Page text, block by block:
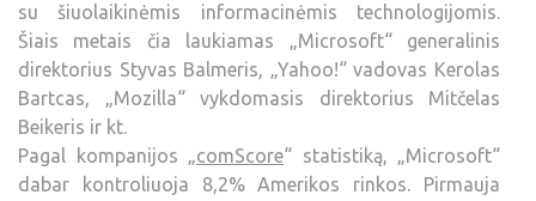
su šiuolaikinėmis informacinėmis technologijomis.
Šiais metais čia laukiamas „Microsoft“ generalinis
direktorius Styvas Balmeris, „Yahoo!“ vadovas Kerolas
Bartcas, „Mozilla“ vykdomasis direktorius Mitčelas
Beikeris ir kt.
Pagal kompanijos „comScore“ statistiką, „Microsoft“
dabar kontroliuoja 8,2% Amerikos rinkos. Pirmauja